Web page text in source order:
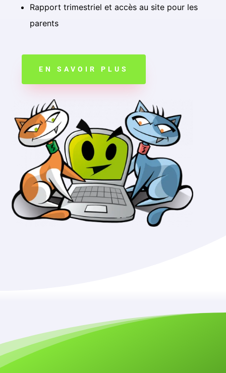
Rapport trimestriel et accès au site pour les
parents
EN SAVOIR PLUS